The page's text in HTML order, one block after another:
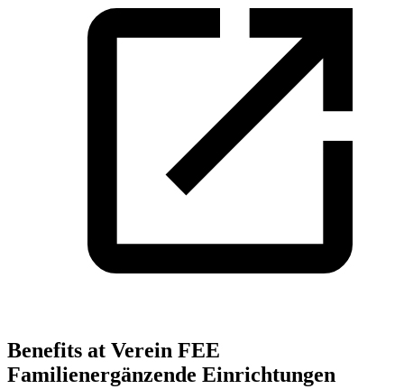
Benefits at Verein FEE
Familienergänzende Einrichtungen